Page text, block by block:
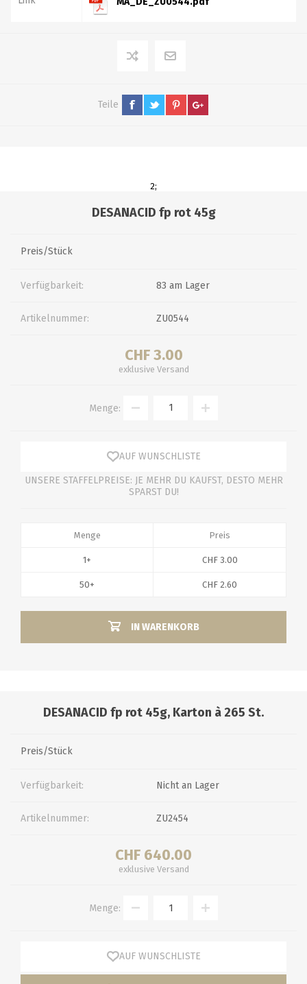
Teile
2;
DESANACID fp rot 45g
Preis/Stück
Verfügbarkeit: 83 am Lager
Artikelnummer: ZU0544
CHF 3.00
exklusive Versand
Menge:
AUF WUNSCHLISTE
UNSERE STAFFELPREISE: JE MEHR DU KAUFST, DESTO MEHR
SPARST DU!
Menge
1+
50+
Preis
CHF 3.00
CHF 2.60
IN WARENKORB
DESANACID fp rot 45g, Karton à 265 St.
Preis/Stück
Verfügbarkeit: Nicht an Lager
Artikelnummer: ZU2454
CHF 640.00
exklusive Versand
Menge:
AUF WUNSCHLISTE